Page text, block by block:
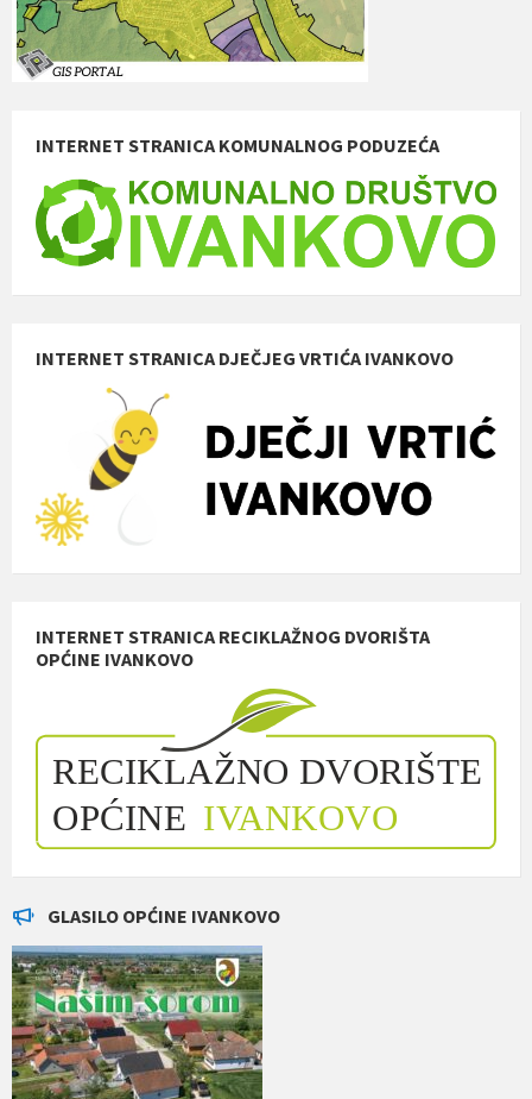
INTERNET STRANICA KOMUNALNOG PODUZEĆA
INTERNET STRANICA DJEČJEG VRTIĆA IVANKOVO
INTERNET STRANICA RECIKLAŽNOG DVORIŠTA
OPĆINE IVANKOVO
GLASILO OPĆINE IVANKOVO